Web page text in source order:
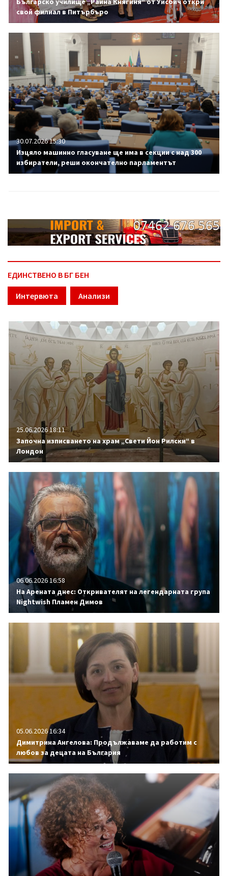
свой филиал в Питърбъро
30.07.2026 15:30
Изцяло машинно гласуване ще има в секции с над 300
избиратели, реши окончателно парламентът
ЕДИНСТВЕНО В БГ БЕН
Интервюта Анализи
25.06.2026 18:11
Започна изписването на храм „Свети Йон Рилски“ в
Лондон
06.06.2026 16:58
На Арената днес: Откривателят на легендарната група
Nightwish Пламен Димов
05.06.2026 16:34
Димитрина Ангелова: Продължаваме да работим с
любов за децата на България